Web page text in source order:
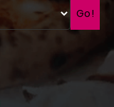
Go!